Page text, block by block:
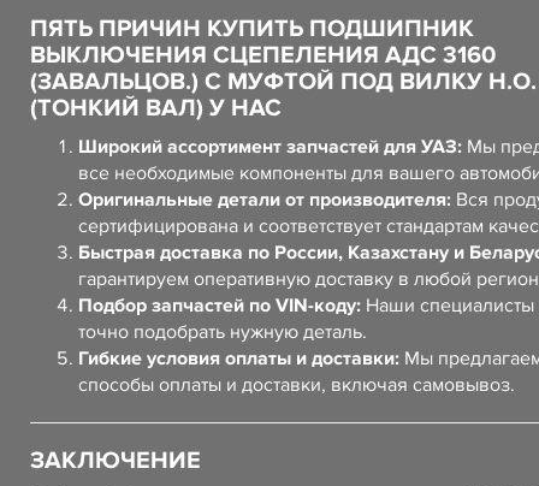
ПЯТЬ ПРИЧИН КУПИТЬ ПОДШИПНИК
ВЫКЛЮЧЕНИЯ СЦЕПЕЛЕНИЯ АДС 3160
(ЗАВАЛЬЦОВ.) С МУФТОЙ ПОД ВИЛКУ Н.О.
(ТОНКИЙ ВАЛ) У НАС
Широкий ассортимент запчастей для УАЗ: Мы
все необходимые компоненты для вашего
Оригинальные детали от производителя: Вся
сертифицирована и соответствует стандартам
Быстрая доставка по России, Казахстану и
гарантируем оперативную доставку в любой
Подбор запчастей по VIN-коду: Наши специалисты
точно подобрать нужную деталь.
Гибкие условия оплаты и доставки: Мы
способы оплаты и доставки, включая самовывоз.
ЗАКЛЮЧЕНИЕ